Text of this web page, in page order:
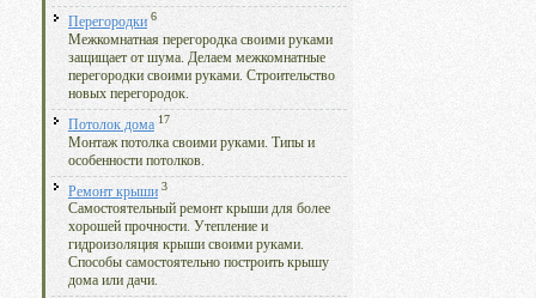
Перегородки 6
Межкомнатная перегородка своими руками
защищает от шума. Делаем межкомнатные
перегородки своими руками. Строительство
новых перегородок.
Потолок дома 17
Монтаж потолка своими руками. Типы и
особенности потолков.
Ремонт крыши 3
Самостоятельный ремонт крыши для более
хорошей прочности. Утепление и
гидроизоляция крыши своими руками.
Способы самостоятельно построить крышу
дома или дачи.